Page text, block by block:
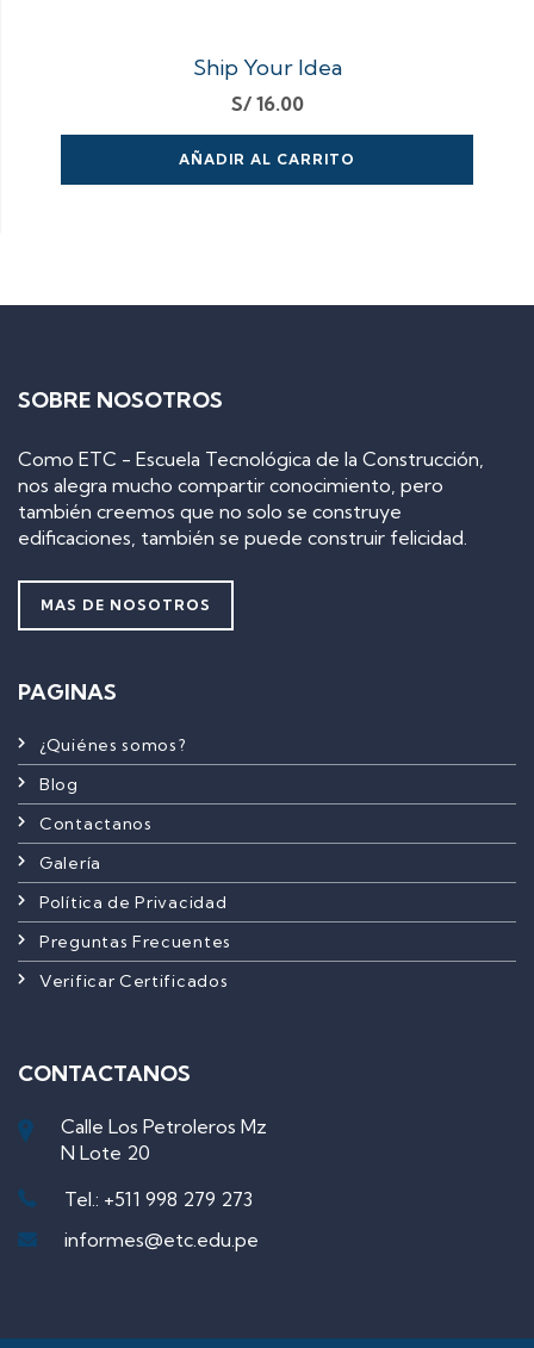
Ship Your Idea
S/16.00
AÑADIR AL CARRITO
SOBRE NOSOTROS
Como ETC - Escuela Tecnológica de la Construcción,
nos alegra mucho compartir conocimiento, pero
también creemos que no solo se construye
edificaciones, también se puede construir felicidad.
MAS DE NOSOTROS
PAGINAS
¿Quiénes somos?
Blog
Contactanos
Galería
Política de Privacidad
Preguntas Frecuentes
Verificar Certificados
CONTACTANOS
Calle Los Petroleros Mz
N Lote 20
Tel.: +511 998 279 273
informes@etc.edu.pe